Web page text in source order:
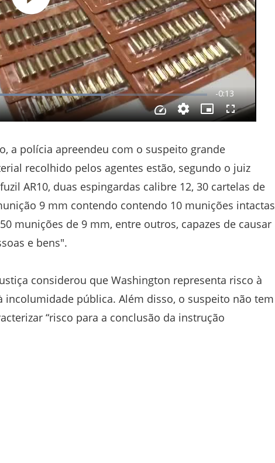
a polícia apreendeu com o suspeito grande
recolhido pelos agentes estão, segundo o juiz
AR10, duas espingardas calibre 12, 30 cartelas de
9 mm contendo contendo 10 munições intactas
munições de 9 mm, entre outros, capazes de causar
e bens".
considerou que Washington representa risco à
incolumidade pública. Além disso, o suspeito não tem
“risco para a conclusão da instrução